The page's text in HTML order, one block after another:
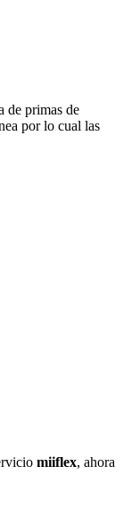
de primas de
por lo cual las
miiflex, ahora